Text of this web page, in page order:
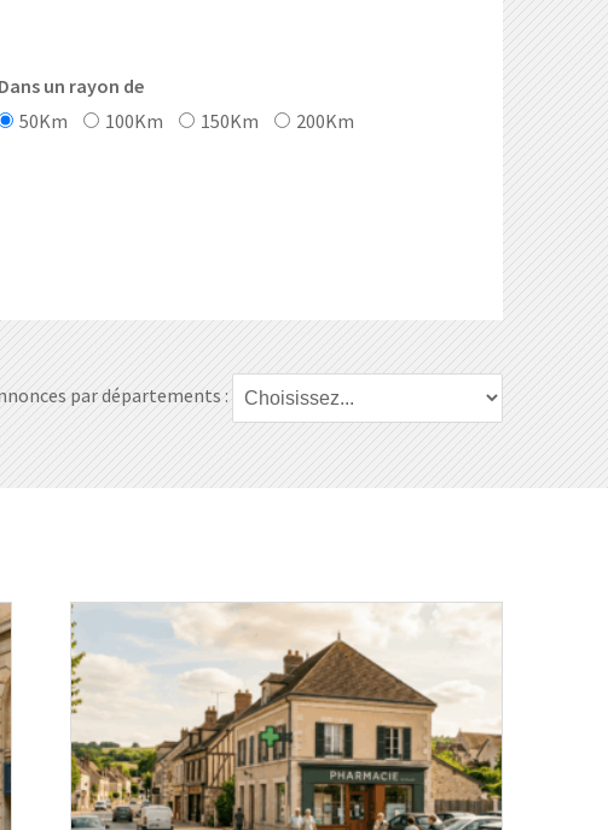
Dans un rayon de
50Km
100Km 150Km 200Km
par départements :